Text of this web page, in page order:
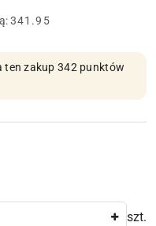
341.95
ten zakup 342 punktów
szt.